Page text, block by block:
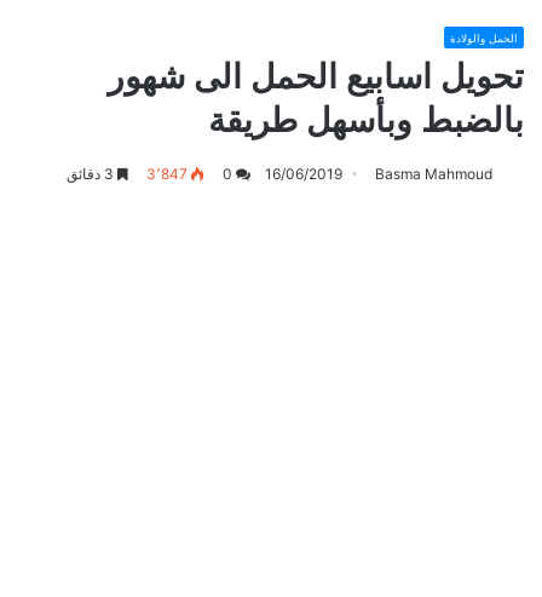
الحمل والولادة
تحويل اسابيع الحمل الى شهور
بالضبط وبأسهل طريقة
Basma Mahmoud
16/06/2019
0 3٬847